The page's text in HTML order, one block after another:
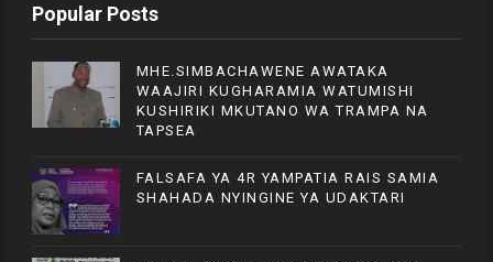
Popular Posts
MHE.SIMBACHAWENE AWATAKA
WAAJIRI KUGHARAMIA WATUMISHI
KUSHIRIKI MKUTANO WA TRAMPA NA
TAPSEA
FALSAFA YA 4R YAMPATIA RAIS SAMIA
SHAHADA NYINGINE YA UDAKTARI